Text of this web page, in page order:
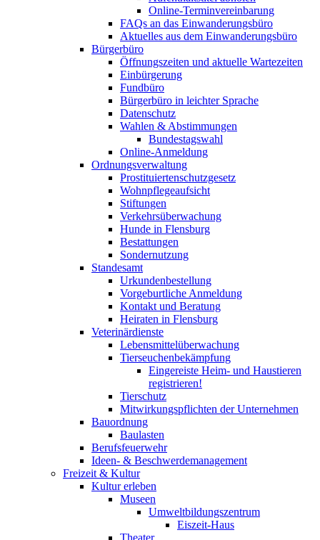
Online-Terminvereinbarung
FAQs an das Einwanderungsbüro
Aktuelles aus dem Einwanderungsbüro
Bürgerbüro
Öffnungszeiten und aktuelle Wartezeiten
Einbürgerung
Fundbüro
Bürgerbüro in leichter Sprache
Datenschutz
Wahlen & Abstimmungen
Bundestagswahl
Online-Anmeldung
Ordnungsverwaltung
Prostituiertenschutzgesetz
Wohnpflegeaufsicht
Stiftungen
Verkehrsüberwachung
Hunde in Flensburg
Bestattungen
Sondernutzung
Standesamt
Urkundenbestellung
Vorgeburtliche Anmeldung
Kontakt und Beratung
Heiraten in Flensburg
Veterinärdienste
Lebensmittelüberwachung
Tierseuchenbekämpfung
Eingereiste Heim- und Haustieren
registrieren!
Tierschutz
Mitwirkungspflichten der Unternehmen
Bauordnung
Baulasten
Berufsfeuerwehr
Ideen- & Beschwerdemanagement
Freizeit & Kultur
Kultur erleben
Museen
Umweltbildungszentrum
Eiszeit-Haus
Theater